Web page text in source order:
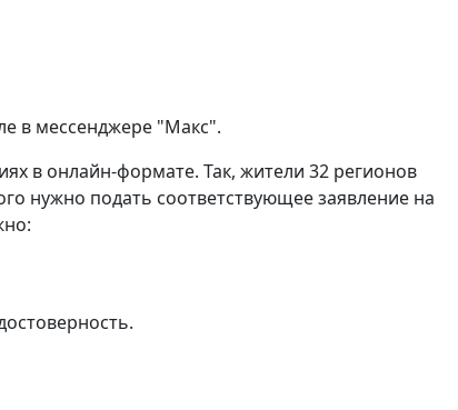
в мессенджере "Макс".
в онлайн-формате. Так, жители 32 регионов
нужно подать соответствующее заявление на